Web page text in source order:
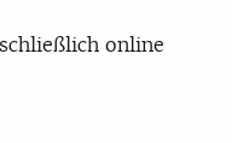
online